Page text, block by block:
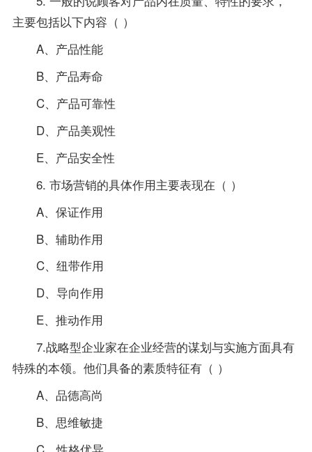
主要包括以下内容（ ）
A、产品性能
B、产品寿命
C、产品可靠性
D、产品美观性
E、产品安全性
6. 市场营销的具体作用主要表现在（ ）
A、保证作用
B、辅助作用
C、纽带作用
D、导向作用
E、推动作用
7.战略型企业家在企业经营的谋划与实施方面具有
特殊的本领。他们具备的素质特征有（ ）
A、品德高尚
B、思维敏捷